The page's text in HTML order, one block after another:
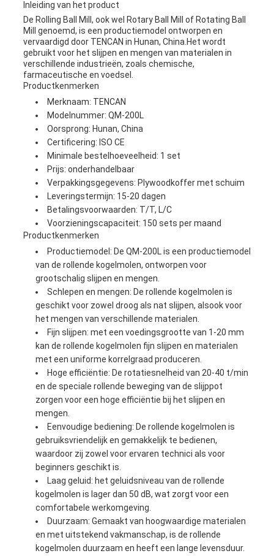
Inleiding van het product
De Rolling Ball Mill, ook wel Rotary Ball Mill of Rotating Ball
Mill genoemd, is een productiemodel ontworpen en
vervaardigd door TENCAN in Hunan, China.Het wordt
gebruikt voor het slijpen en mengen van materialen in
verschillende industrieën, zoals chemische,
farmaceutische en voedsel.
Productkenmerken
Merknaam: TENCAN
Modelnummer: QM-200L
Oorsprong: Hunan, China
Certificering: ISO CE
Minimale bestelhoeveelheid: 1 set
Prijs: onderhandelbaar
Verpakkingsgegevens: Plywoodkoffer met schuim
Leveringstermijn: 15-20 dagen
Betalingsvoorwaarden: T/T, L/C
Voorzieningscapaciteit: 150 sets per maand
Productkenmerken
Productiemodel: De QM-200L is een productiemodel
van de rollende kogelmolen, ontworpen voor
grootschalig slijpen en mengen.
Schlepen en mengen: De rollende kogelmolen is
geschikt voor zowel droog als nat slijpen, alsook voor
het mengen van verschillende materialen.
Fijn slijpen: met een voedingsgrootte van 1-20 mm
kan de rollende kogelmolen fijn slijpen en materialen
met een uniforme korrelgraad produceren.
Hoge efficiëntie: De rotatiesnelheid van 20-40 t/min
en de speciale rollende beweging van de slijppot
zorgen voor een hoge efficiëntie bij het slijpen en
mengen.
Eenvoudige bediening: De rollende kogelmolen is
gebruiksvriendelijk en gemakkelijk te bedienen,
waardoor zij zowel voor ervaren technici als voor
beginners geschikt is.
Laag geluid: het geluidsniveau van de rollende
kogelmolen is lager dan 50 dB, wat zorgt voor een
comfortabele werkomgeving.
Duurzaam: Gemaakt van hoogwaardige materialen
en met uitstekend vakmanschap, is de rollende
kogelmolen duurzaam en heeft een lange levensduur.